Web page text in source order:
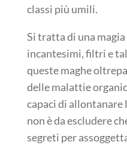
classi più umili.
Si tratta di una
incantesimi, filtri e
queste maghe
delle malattie
capaci di allontanare
non è da escludere
segreti per